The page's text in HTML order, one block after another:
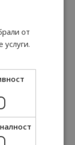
градът на
от
услуги.